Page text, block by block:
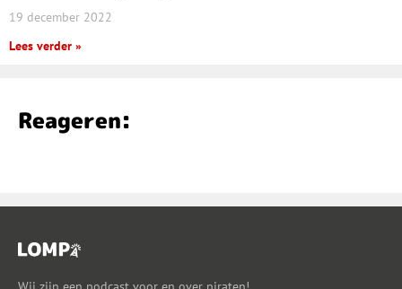
19 december 2022
Lees verder »
Reageren: